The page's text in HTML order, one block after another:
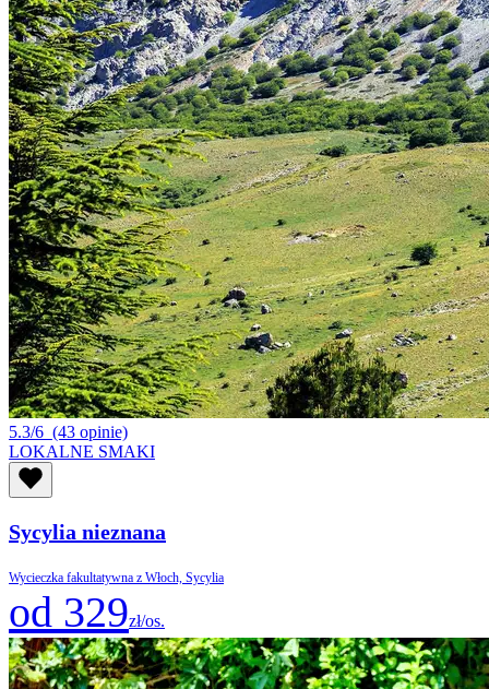
5.3/6 (43 opinie)
LOKALNE SMAKI
Sycylia nieznana
Wycieczka fakultatywna z Włoch, Sycylia
od 329zł/os.